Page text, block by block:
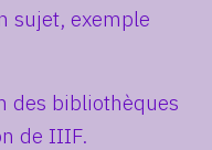
sujet, exemple
des bibliothèques
de IIIF.